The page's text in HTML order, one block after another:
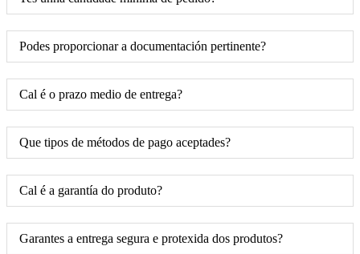
Podes proporcionar a documentación pertinente?
Cal é o prazo medio de entrega?
Que tipos de métodos de pago aceptades?
Cal é a garantía do produto?
Garantes a entrega segura e protexida dos produtos?